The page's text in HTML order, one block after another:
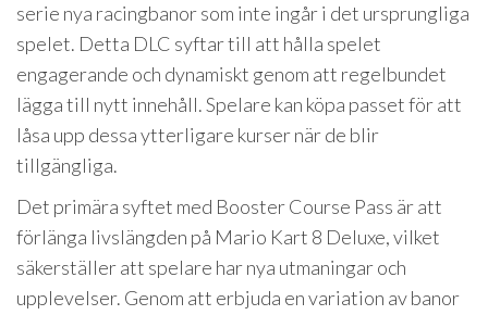
serie nya racingbanor som inte ingår i det ursprungliga
spelet. Detta DLC syftar till att hålla spelet
engagerande och dynamiskt genom att regelbundet
lägga till nytt innehåll. Spelare kan köpa passet för att
låsa upp dessa ytterligare kurser när de blir
tillgängliga.
Det primära syftet med Booster Course Pass är att
förlänga livslängden på Mario Kart 8 Deluxe, vilket
säkerställer att spelare har nya utmaningar och
upplevelser. Genom att erbjuda en variation av banor